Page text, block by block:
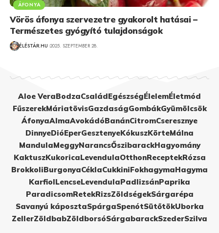
ÁFONYA
Vörös áfonya szervezetre gyakorolt hatásai –
Természetes gyógyító tulajdonságok
ÉLÉSTÁR.HU 2025. SZEPTEMBER 28.
Aloe VeraBodzaCsaládEgészségÉlelemÉletmód
FűszerekMáriatövisGazdaságGombákGyümölcsök
ÁfonyaAlmaAvokádóBanánCitromCseresznye
DinnyeDióEperGesztenyeKókuszKörteMálna
MandulaMeggyNarancsŐszibarackHagyomány
KaktuszKukoricaLevendulaOtthonReceptekRózsa
BrokkoliBurgonyaCéklaCukkiniFokhagymaHagyma
KarfiolLencseLevendulaPadlizsánPaprika
ParadicsomRetekRizsZöldségekSárgarépa
Savanyú káposztaSpárgaSpenótSütőtökUborka
ZellerZöldbabZöldborsóSárgabarackSzederSzilva